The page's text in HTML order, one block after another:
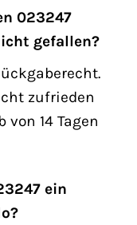
023247
gefallen?
zufrieden
14 Tagen
ein